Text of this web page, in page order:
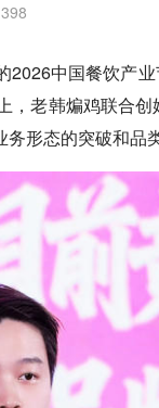
中国餐饮产
老韩煸鸡联合
形态的突破和品